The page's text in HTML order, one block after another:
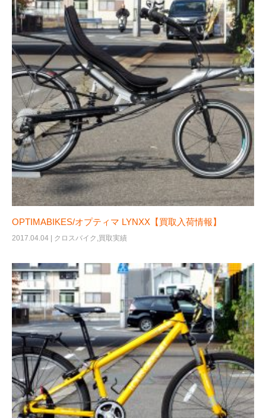
OPTIMABIKES/オプティマ LYNXX【買取入荷情報】
2017.04.04 | クロスバイク ,買取実績